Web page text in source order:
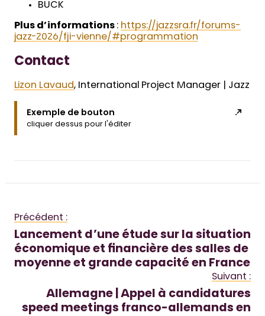
BUCK
Plus d’informations : https://jazzsra.fr/forums-
jazz-2026/fji-vienne/#programmation
Contact
Lizon Lavaud, International Project Manager | Jazz
Exemple de bouton
cliquer dessus pour l'éditer
Précédent :
Lancement d’une étude sur la situation
économique et financière des salles de
moyenne et grande capacité en France
Suivant :
Allemagne | Appel à candidatures
speed meetings franco-allemands en